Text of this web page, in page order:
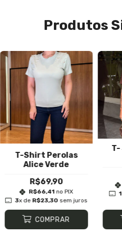
Produtos
T-Shirt Perolas
Alice Verde
R$69,90
R$66,41 no PIX
3x de R$23,30 sem juros
COMPRAR
T-